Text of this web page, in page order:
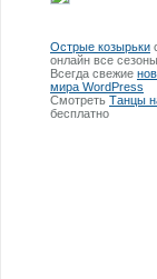
Острые козырьки
онлайн все
Всегда свежие
мира WordPress
Смотреть Танцы
бесплатно